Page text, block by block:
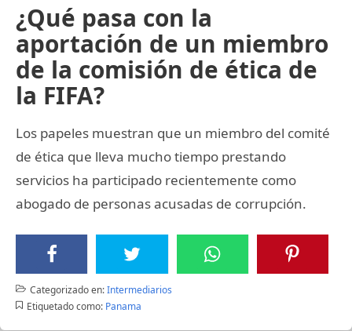
¿Qué pasa con la
aportación de un miembro
de la comisión de ética de
la FIFA?
Los papeles muestran que un miembro del comité
de ética que lleva mucho tiempo prestando
servicios ha participado recientemente como
abogado de personas acusadas de corrupción.
Categorizado en:Intermediarios
Etiquetado como: Panama